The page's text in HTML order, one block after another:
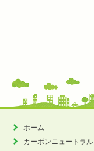
ホーム
カーボンニュートラル